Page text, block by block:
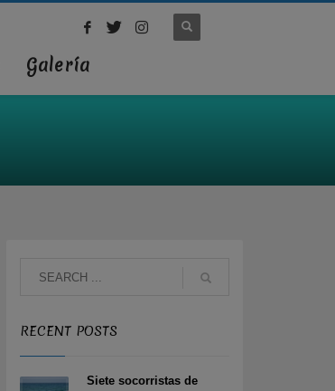
Galería
RECENT POSTS
Siete socorristas de